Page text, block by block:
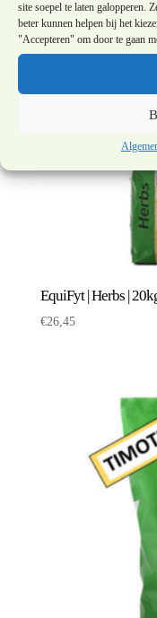
site soepel te laten galopperen.
beter kunnen helpen bij het
"Accepteren" om door te gaan
EquiFyt | Herbs |
€26,45